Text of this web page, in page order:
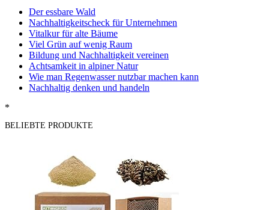
Der essbare Wald
Nachhaltigkeitscheck für Unternehmen
Vitalkur für alte Bäume
Viel Grün auf wenig Raum
Bildung und Nachhaltigkeit vereinen
Achtsamkeit in alpiner Natur
Wie man Regenwasser nutzbar machen kann
Nachhaltig denken und handeln
*
BELIEBTE PRODUKTE